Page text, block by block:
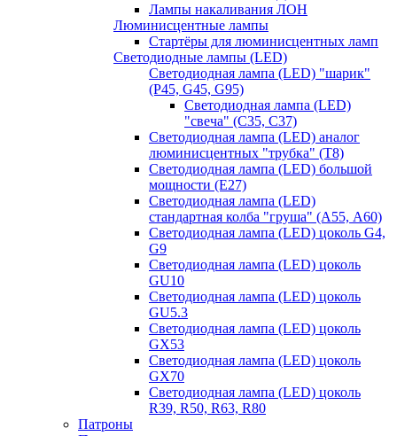
Лампы накаливания ЛОН
Люминисцентные лампы
Стартёры для люминисцентных ламп
Светодиодные лампы (LED)
Светодиодная лампа (LED) "шарик"
(P45, G45, G95)
Светодиодная лампа (LED)
"свеча" (С35, С37)
Светодиодная лампа (LED) аналог
люминисцентных "трубка" (T8)
Светодиодная лампа (LED) большой
мощности (Е27)
Светодиодная лампа (LED)
стандартная колба "груша" (А55, А60)
Светодиодная лампа (LED) цоколь G4,
G9
Светодиодная лампа (LED) цоколь
GU10
Светодиодная лампа (LED) цоколь
GU5.3
Светодиодная лампа (LED) цоколь
GX53
Светодиодная лампа (LED) цоколь
GX70
Светодиодная лампа (LED) цоколь
R39, R50, R63, R80
Патроны